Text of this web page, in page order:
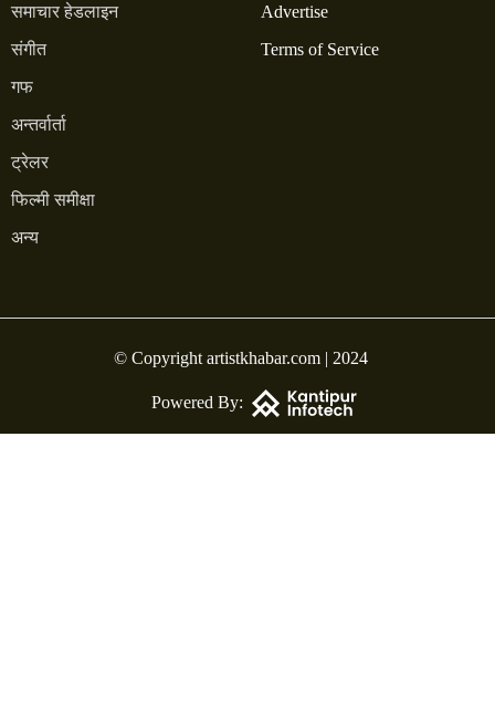
समाचार हेडलाइन
संगीत
गफ
अन्तर्वार्ता
ट्रेलर
फिल्मी समीक्षा
अन्य
Advertise
Terms of Service
© Copyright artistkhabar.com | 2024
Powered By: